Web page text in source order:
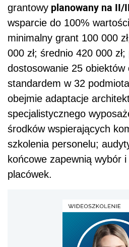
grantowy planowany na II/
wsparcie do 100%
minimalny grant 100 000
000 zł; średnio 420 000
dostosowanie 25 obiektów
standardem w 32
obejmie adaptacje
specjalistycznego
środków wspierających
szkolenia personelu;
końcowe zapewnią wybór
placówek.